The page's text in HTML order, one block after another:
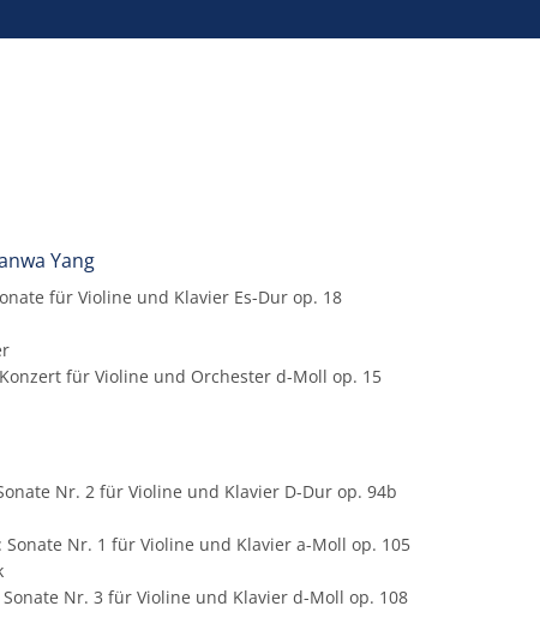
Yang
für Violine und Klavier Es-Dur op. 18
für Violine und Orchester d-Moll op. 15
Nr. 2 für Violine und Klavier D-Dur op. 94b
Sonate Nr. 1 für Violine und Klavier a-Moll op. 105
Sonate Nr. 3 für Violine und Klavier d-Moll op. 108